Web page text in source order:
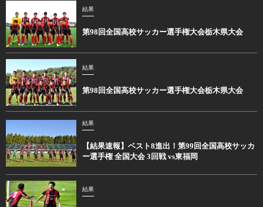
結果
第98回全国高校サッカー選手権大会栃木県大会
結果
第98回全国高校サッカー選手権大会栃木県大会
結果
【結果速報】ベスト8進出！第99回全国高校サッカ
ー選手権 全国大会 3回戦 vs東福岡
結果